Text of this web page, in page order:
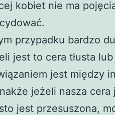
kobiet nie ma
przypadku bardzo
jest to cera tłusta
jest między
jeżeli nasza
jest przesuszona,